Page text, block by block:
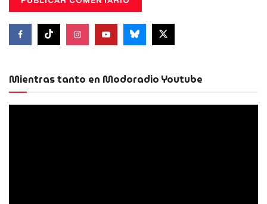
Mientras tanto en Modoradio Youtube